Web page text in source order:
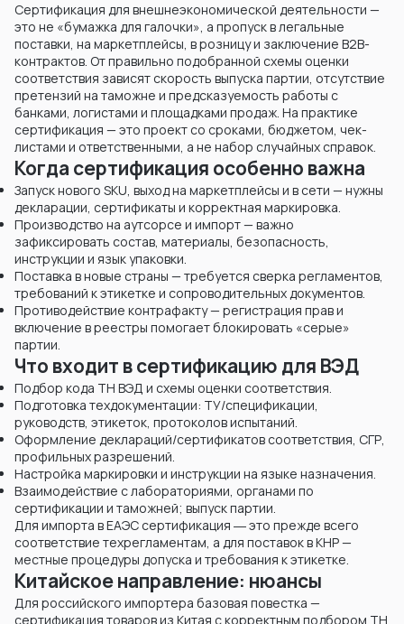
Сертификация для внешнеэкономической деятельности —
это не «бумажка для галочки», а пропуск в легальные
поставки, на маркетплейсы, в розницу и заключение B2B-
контрактов. От правильно подобранной схемы оценки
соответствия зависят скорость выпуска партии, отсутствие
претензий на таможне и предсказуемость работы с
банками, логистами и площадками продаж. На практике
сертификация — это проект со сроками, бюджетом, чек-
листами и ответственными, а не набор случайных справок.
Когда сертификация особенно важна
Запуск нового SKU, выход на маркетплейсы и в сети — нужны
декларации, сертификаты и корректная маркировка.
Производство на аутсорсе и импорт — важно
зафиксировать состав, материалы, безопасность,
инструкции и язык упаковки.
Поставка в новые страны — требуется сверка регламентов,
требований к этикетке и сопроводительных документов.
Противодействие контрафакту — регистрация прав и
включение в реестры помогает блокировать «серые»
партии.
Что входит в сертификацию для ВЭД
Подбор кода ТН ВЭД и схемы оценки соответствия.
Подготовка техдокументации: ТУ/спецификации,
руководств, этикеток, протоколов испытаний.
Оформление деклараций/сертификатов соответствия, СГР,
профильных разрешений.
Настройка маркировки и инструкции на языке назначения.
Взаимодействие с лабораториями, органами по
сертификации и таможней; выпуск партии.
Для импорта в ЕАЭС сертификация ― это прежде всего
соответствие техрегламентам, а для поставок в КНР —
местные процедуры допуска и требования к этикетке.
Китайское направление: нюансы
Для российского импортера базовая повестка —
сертификация товаров из Китая с корректным подбором ТН